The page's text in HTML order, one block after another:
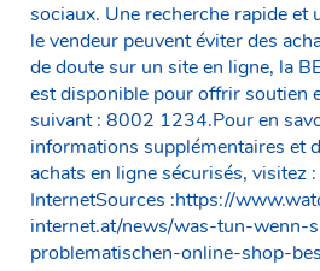
sociaux. Une recherche rapide et
le vendeur peuvent éviter des
de doute sur un site en ligne, la
est disponible pour offrir soutien
suivant : 8002 1234.Pour en
informations supplémentaires et
achats en ligne sécurisés, visitez
InternetSources :https://
internet.at/news/was-tun-wenn-
problematischen-online-shop-